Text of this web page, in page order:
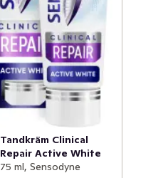
Tandkräm Clinical
Repair Active White
75 ml, Sensodyne